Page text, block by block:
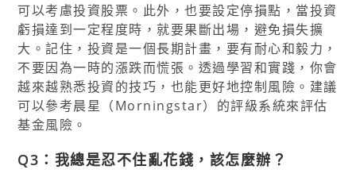
可以考慮投資股票。此外，也要設定停損點，當投資
虧損達到一定程度時，就要果斷出場，避免損失擴
大。記住，投資是一個長期計畫，要有耐心和毅力，
不要因為一時的漲跌而慌張。透過學習和實踐，你會
越來越熟悉投資的技巧，也能更好地控制風險。建議
可以參考晨星（Morningstar）的評級系統來評估
基金風險。
Q3：我總是忍不住亂花錢，該怎麼辦？